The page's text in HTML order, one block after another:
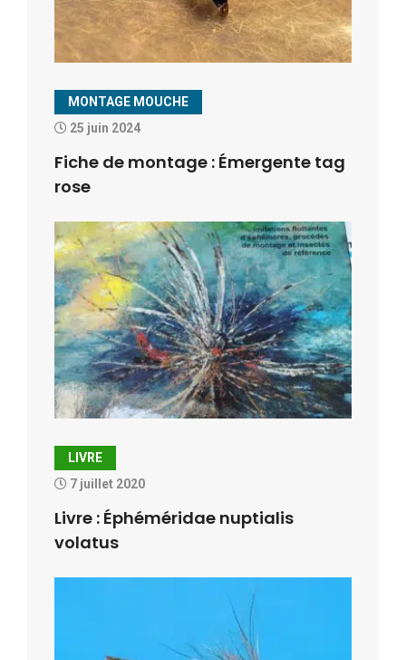
MONTAGE MOUCHE
25 juin 2024
Fiche de montage : Émergente tag
rose
LIVRE
7 juillet 2020
Livre : Éphéméridae nuptialis
volatus